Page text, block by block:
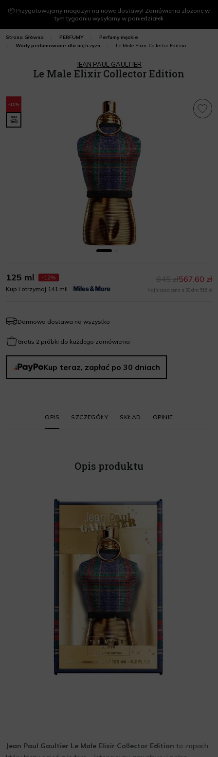
📦 Przygotowujemy magazyn na nowe dostawy! Zamówienia złożone w
tym tygodniu wysyłamy w poniedziałek
Strona Główna PERFUMY
Perfumy męskie
Wody perfumowane dla mężczyzn
Le Male Elixir Collector Edition
JEAN PAUL GAULTIER
Le Male Elixir Collector Edition
-12%
125 ml
-12%
Kup i otrzymaj 141 mil
567,60 zł
645 zł
Najniższa cena z 30 dni: 516 zł
Darmowa dostawa na wszystko
Gratis 2 próbki do każdego zamówienia
Kup teraz, zapłać po 30 dniach
OPIS SZCZEGÓŁY SKŁAD OPINIE
Opis produktu
Jean Paul Gaultier Le Male Elixir Collector Edition to zapach,